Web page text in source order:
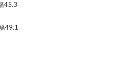
45.3
49.1